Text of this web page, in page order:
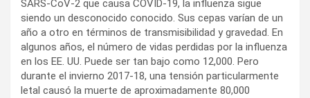
SARS-CoV-2 que causa COVID-19, la influenza sigue
siendo un desconocido conocido. Sus cepas varían de un
año a otro en términos de transmisibilidad y gravedad. En
algunos años, el número de vidas perdidas por la influenza
en los EE. UU. Puede ser tan bajo como 12,000. Pero
durante el invierno 2017-18, una tensión particularmente
letal causó la muerte de aproximadamente 80,000